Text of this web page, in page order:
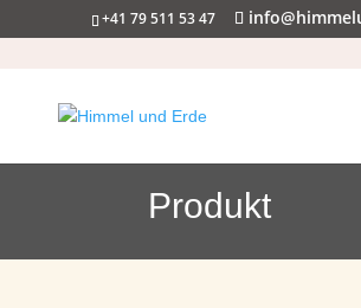
+41 79 511 53 47
Produkt